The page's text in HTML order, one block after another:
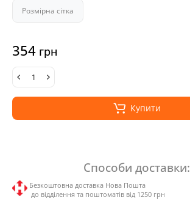
Розмірна сітка
354 грн
Купити
Способи доставки:
Безкоштовна доставка Нова Пошта
до відділення та поштоматів від 1250 грн